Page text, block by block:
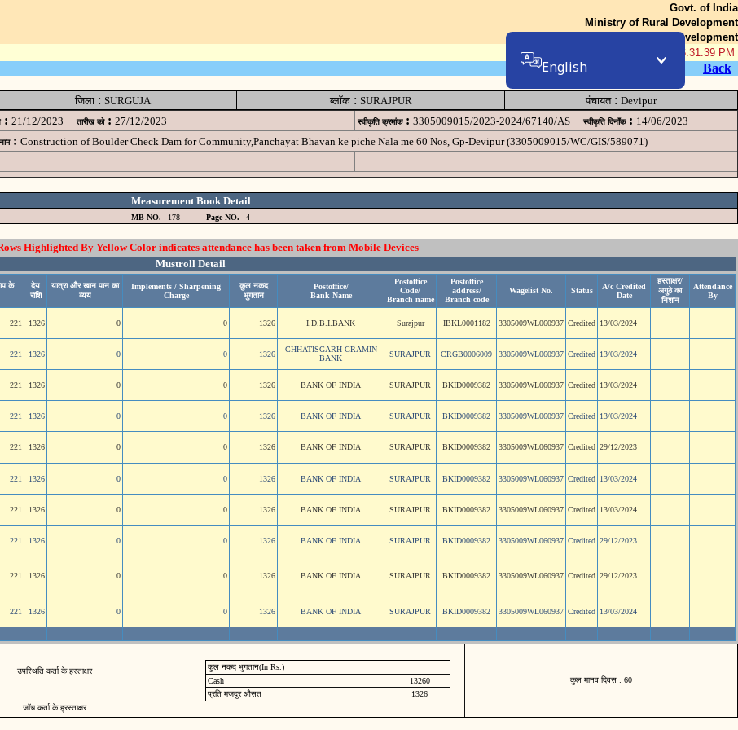
Govt. of India
Ministry of Rural Development
Department of Rural Development
06-Aug-2026 06:31:39 PM
Back
जिला : SURGUJA ब्लॉक: SURAJPUR पंचायत: Devipur
: 21/12/2023 तारीख को : 27/12/2023 स्वीकृति क्रमांक : 3305009015/2023-2024/67140/AS स्वीकृति दिनॉंक : 14/06/2023
: Construction of Boulder Check Dam for Community,Panchayat Bhavan ke piche Nala me 60 Nos, Gp-Devipur (3305009015/WC/GIS/589071)
Measurement Book Detail
MB NO. 178 Page NO. 4
Highlighted By Yellow Color indicates attendance has been taken from Mobile Devices
Mustroll Detail
के
देय
राशि
यात्रा और खान पान का
व्यय
Implements / Sharpening
Charge
कुल नकद
भुगतान
Postoffice/
Bank Name
Postoffice
Code/
Branch name
Postoffice
address/
Branch code
Wagelist No. Status
A/c Credited
Date
हस्ताक्षर/
अगुठे का
निशान
Attendance
By
221 1326 0 0 1326 I.D.B.I.BANK Surajpur IBKL0001182 3305009WL060937 Credited 13/03/2024
221 1326 0 0 1326
CHHATISGARH GRAMIN
BANK
SURAJPUR CRGB0006009 3305009WL060937 Credited 13/03/2024
221 1326 0 0 1326 BANK OF INDIA SURAJPUR BKID0009382 3305009WL060937 Credited 13/03/2024
221 1326 0 0 1326 BANK OF INDIA SURAJPUR BKID0009382 3305009WL060937 Credited 13/03/2024
221 1326 0 0 1326 BANK OF INDIA SURAJPUR BKID0009382 3305009WL060937 Credited 29/12/2023
221 1326 0 0 1326 BANK OF INDIA SURAJPUR BKID0009382 3305009WL060937 Credited 13/03/2024
221 1326 0 0 1326 BANK OF INDIA SURAJPUR BKID0009382 3305009WL060937 Credited 13/03/2024
221 1326 0 0 1326 BANK OF INDIA SURAJPUR BKID0009382 3305009WL060937 Credited 29/12/2023
221 1326 0 0 1326 BANK OF INDIA SURAJPUR BKID0009382 3305009WL060937 Credited 29/12/2023
221 1326 0 0 1326 BANK OF INDIA SURAJPUR BKID0009382 3305009WL060937 Credited 13/03/2024
उपस्थिति कर्ता के हस्ताक्षर
जॉच कर्ता के ह्रस्ताक्षर
कुल नकद भुगतान(In Rs.)
Cash
13260
प्रति मजदुर औसत
1326
कुल मानव दिवस : 60
English